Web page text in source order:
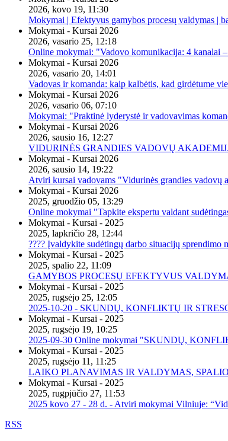
2026, kovo 19, 11:30
Mokymai | Efektyvus gamybos procesų valdymas |
Mokymai - Kursai 2026
2026, vasario 25, 12:18
Online mokymai: "Vadovo komunikacija: 4 kanalai
Mokymai - Kursai 2026
2026, vasario 20, 14:01
Vadovas ir komanda: kaip kalbėtis, kad girdėtume
Mokymai - Kursai 2026
2026, vasario 06, 07:10
Mokymai: "Praktinė lyderystė ir vadovavimas
Mokymai - Kursai 2026
2026, sausio 16, 12:27
VIDURINĖS GRANDIES VADOVŲ
Mokymai - Kursai 2026
2026, sausio 14, 19:22
Atviri kursai vadovams "Vidurinės grandies vadovų
Mokymai - Kursai 2026
2025, gruodžio 05, 13:29
Online mokymai "Tapkite ekspertu valdant
Mokymai - Kursai - 2025
2025, lapkričio 28, 12:44
???? Įvaldykite sudėtingų darbo situacijų
Mokymai - Kursai - 2025
2025, spalio 22, 11:09
GAMYBOS PROCESŲ EFEKTYVUS
Mokymai - Kursai - 2025
2025, rugsėjo 25, 12:05
2025-10-20 - SKUNDŲ, KONFLIKTŲ IR
Mokymai - Kursai - 2025
2025, rugsėjo 19, 10:25
2025-09-30 Online mokymai "SKUNDŲ,
Mokymai - Kursai - 2025
2025, rugsėjo 11, 11:25
LAIKO PLANAVIMAS IR VALDYMAS, SPALIO
Mokymai - Kursai - 2025
2025, rugpjūčio 27, 11:53
2025 kovo 27 - 28 d. - Atviri mokymai Vilniuje:
RSS